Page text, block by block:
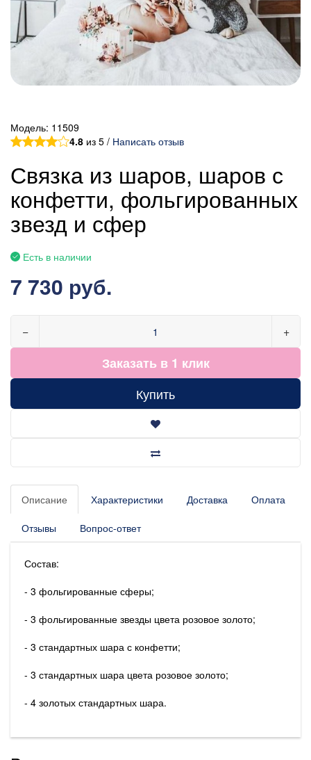
Модель: 11509
4.8 из 5 / Написать отзыв
Связка из шаров, шаров с
конфетти, фольгированных
звезд и сфер
Есть в наличии
7 730 руб.
− +
Заказать в 1 клик
Купить
Описание Характеристики Доставка Оплата
Отзывы Вопрос-ответ
Состав:
- 3 фольгированные сферы;
- 3 фольгированные звезды цвета розовое золото;
- 3 стандартных шара с конфетти;
- 3 стандартных шара цвета розовое золото;
- 4 золотых стандартных шара.